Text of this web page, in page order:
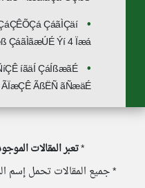
ÇáãÌÇäí
ÇáãÌãæÚÉ Ýí 4 Ïæá
íãäÍ ÇáÍßæãÉ
ÃßËÑ ãÑæäÉ
*تعبر المقالات
* جميع المقالات تحمل إسم